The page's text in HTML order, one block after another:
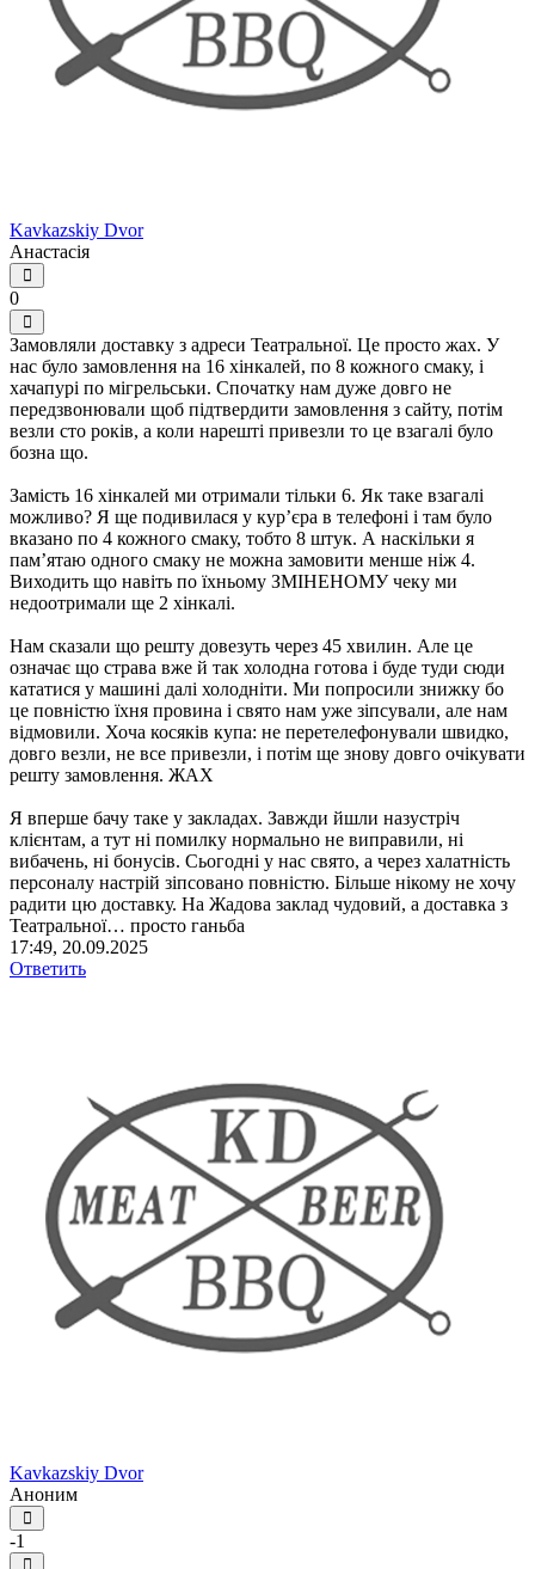
Kavkazskiy Dvor
Анастасія
0
Замовляли доставку з адреси Театральної. Це просто жах. У
нас було замовлення на 16 хінкалей, по 8 кожного смаку, і
хачапурі по мігрельськи. Спочатку нам дуже довго не
передзвонювали щоб підтвердити замовлення з сайту, потім
везли сто років, а коли нарешті привезли то це взагалі було
бозна що.
Замість 16 хінкалей ми отримали тільки 6. Як таке взагалі
можливо? Я ще подивилася у курʼєра в телефоні і там було
вказано по 4 кожного смаку, тобто 8 штук. А наскільки я
памʼятаю одного смаку не можна замовити менше ніж 4.
Виходить що навіть по їхньому ЗМІНЕНОМУ чеку ми
недоотримали ще 2 хінкалі.
Нам сказали що решту довезуть через 45 хвилин. Але це
означає що страва вже й так холодна готова і буде туди сюди
кататися у машині далі холодніти. Ми попросили знижку бо
це повністю їхня провина і свято нам уже зіпсували, але нам
відмовили. Хоча косяків купа: не перетелефонували швидко,
довго везли, не все привезли, і потім ще знову довго очікувати
решту замовлення. ЖАХ
Я вперше бачу таке у закладах. Завжди йшли назустріч
клієнтам, а тут ні помилку нормально не виправили, ні
вибачень, ні бонусів. Сьогодні у нас свято, а через халатність
персоналу настрій зіпсовано повністю. Більше нікому не хочу
радити цю доставку. На Жадова заклад чудовий, а доставка з
Театральної… просто ганьба
17:49, 20.09.2025
Ответить
Kavkazskiy Dvor
Аноним
-1